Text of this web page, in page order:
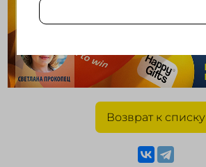
Возврат к списку